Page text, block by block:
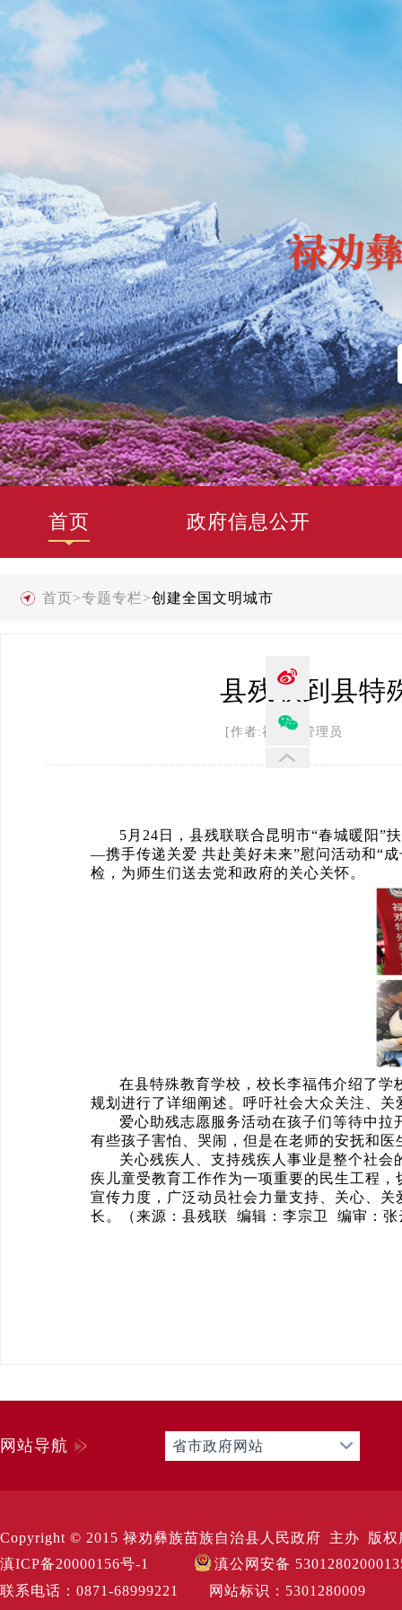
首页 政府信息公开
首页>专题专栏>创建全国文明城市
县残联到县特
[作者:禄劝县管理员 发
5月24日，县残联联合昆明市“春城暖阳”
—携手传递关爱 共赴美好未来”慰问活动和“
检，为师生们送去党和政府的关心关怀。
在县特殊教育学校，校长李福伟介绍了
规划进行了详细阐述。呼吁社会大众关注、
爱心助残志愿服务活动在孩子们等待中
有些孩子害怕、哭闹，但是在老师的安抚和
关心残疾人、支持残疾人事业是整个社
疾儿童受教育工作作为一项重要的民生工程
宣传力度，广泛动员社会力量支持、关心、
长。（来源：县残联 编辑：李宗卫 编审：
网站导航 省市政府网站
Copyright © 2015 禄劝彝族苗族自治县人民政府 主办 版
滇ICP备20000156号-1
滇公网安备
联系电话：0871-68999221 网站标识：